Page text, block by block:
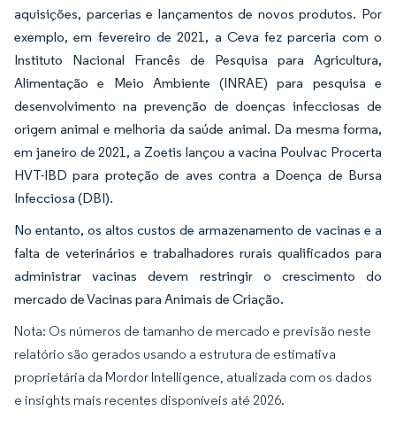
aquisições, parcerias e lançamentos de novos produtos. Por
exemplo, em fevereiro de 2021, a Ceva fez parceria com o
Instituto Nacional Francês de Pesquisa para Agricultura,
Alimentação e Meio Ambiente (INRAE) para pesquisa e
desenvolvimento na prevenção de doenças infecciosas de
origem animal e melhoria da saúde animal. Da mesma forma,
em janeiro de 2021, a Zoetis lançou a vacina Poulvac Procerta
HVT-IBD para proteção de aves contra a Doença de Bursa
Infecciosa (DBI).
No entanto, os altos custos de armazenamento de vacinas e a
falta de veterinários e trabalhadores rurais qualificados para
administrar vacinas devem restringir o crescimento do
mercado de Vacinas para Animais de Criação.
Nota: Os números de tamanho de mercado e previsão neste
relatório são gerados usando a estrutura de estimativa
proprietária da Mordor Intelligence, atualizada com os dados
e insights mais recentes disponíveis até 2026.